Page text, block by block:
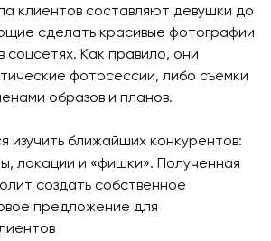
клиентов составляют девушки до
сделать красивые фотографии
соцсетях. Как правило, они
фотосессии, либо съемки
образов и планов.
изучить ближайших конкурентов:
локации и «фишки». Полученная
создать собственное
предложение для